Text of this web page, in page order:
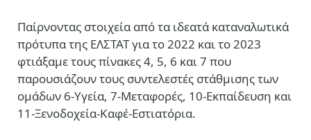
Παίρνοντας στοιχεία από τα ιδεατά καταναλωτικά
πρότυπα της ΕΛΣΤΑΤ για το 2022 και το 2023
φτιάξαμε τους πίνακες 4, 5, 6 και 7 που
παρουσιάζουν τους συντελεστές στάθμισης των
ομάδων 6-Υγεία, 7-Μεταφορές, 10-Εκπαίδευση και
11-Ξενοδοχεία-Καφέ-Εστιατόρια.